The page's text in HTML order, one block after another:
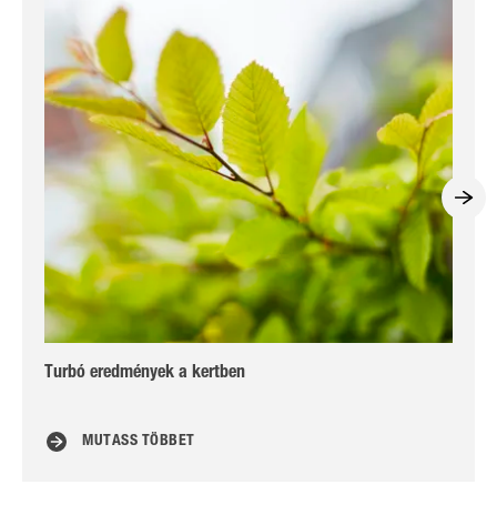
Turbó eredmények a kertben
MUTASS TÖBBET